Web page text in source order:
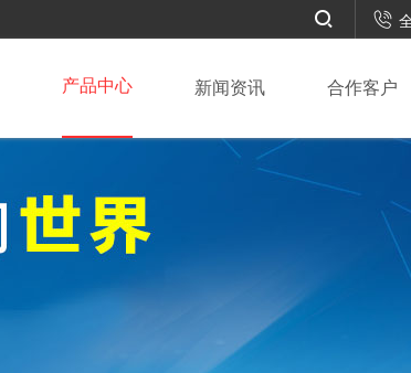



产品中心 新闻资讯 合作客户